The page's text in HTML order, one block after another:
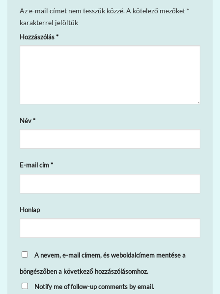
Az e-mail címet nem tesszük közzé.A kötelező mezőket *
karakterrel jelöltük
Hozzászólás *
Név *
E-mail cím *
Honlap
A nevem, e-mail címem, és weboldalcímem mentése a
böngészőben a következő hozzászólásomhoz.
Notify me of follow-up comments by email.